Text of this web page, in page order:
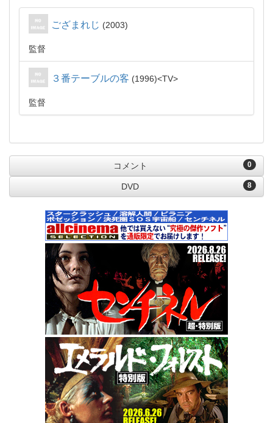
ござまれじ 2003
監督
３番テーブルの客 1996 TV
監督
0
コメント
8
DVD